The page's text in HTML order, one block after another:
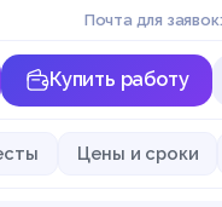
Почта для
Купить работу
Цены и сроки